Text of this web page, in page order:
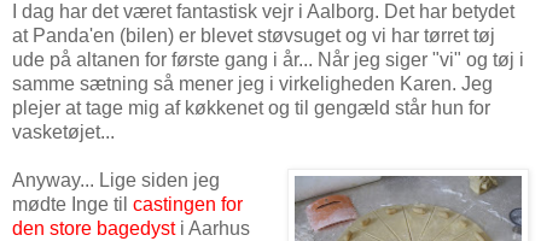
I dag har det været fantastisk vejr i Aalborg. Det har betydet
at Panda'en (bilen) er blevet støvsuget og vi har tørret tøj
ude på altanen for første gang i år... Når jeg siger "vi" og tøj i
samme sætning så mener jeg i virkeligheden Karen. Jeg
plejer at tage mig af køkkenet og til gengæld står hun for
vasketøjet...
Anyway... Lige siden jeg
mødte Inge til castingen for
den store bagedysti Aarhus